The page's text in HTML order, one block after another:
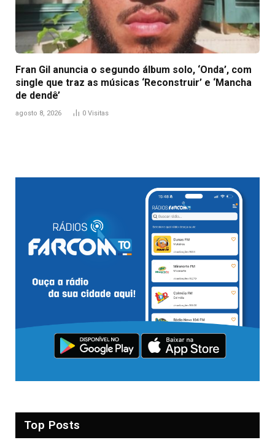
Fran Gil anuncia o segundo álbum solo, ‘Onda’, com
single que traz as músicas ‘Reconstruir’ e ‘Mancha
de dendê’
agosto 8, 2026 0 Visitas
Top Posts